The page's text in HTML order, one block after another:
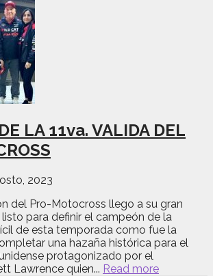
LA 11va. VALIDA DEL
2023
del Pro-Motocross llego a su gran
para definir el campeón de la
de esta temporada como fue la
una hazaña histórica para el
protagonizado por el
Lawrence quien... Read more